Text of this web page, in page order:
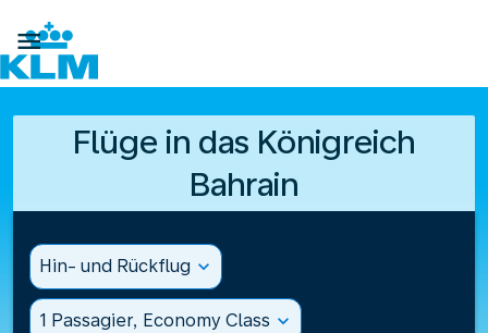

Flüge in das Königreich
Bahrain
Hin- und Rückflug expand_more
1 Passagier, Economy Class expand_more